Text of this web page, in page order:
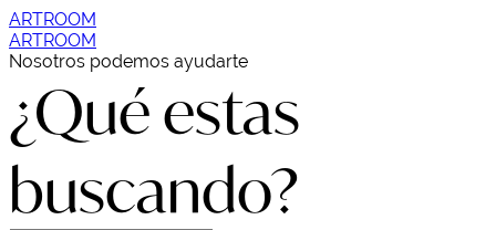
ARTROOM
ARTROOM
Nosotros podemos ayudarte
¿Qué estas
buscando?